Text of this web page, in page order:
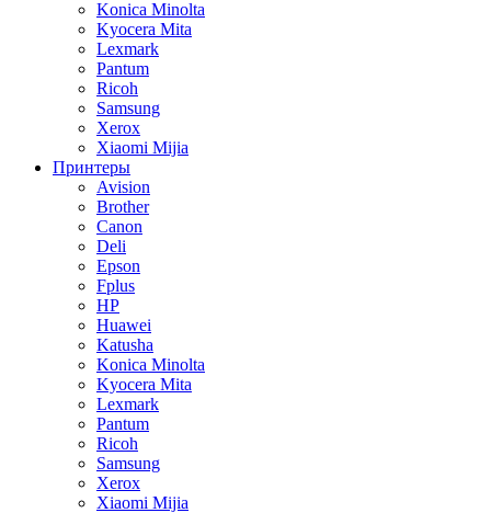
Konica Minolta
Kyocera Mita
Lexmark
Pantum
Ricoh
Samsung
Xerox
Xiaomi Mijia
Принтеры
Avision
Brother
Canon
Deli
Epson
Fplus
HP
Huawei
Katusha
Konica Minolta
Kyocera Mita
Lexmark
Pantum
Ricoh
Samsung
Xerox
Xiaomi Mijia